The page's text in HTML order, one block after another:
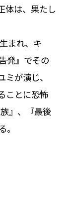
体は、果たし
まれ、キ
発』でその
が演じ、
ことに恐怖
』、『最後